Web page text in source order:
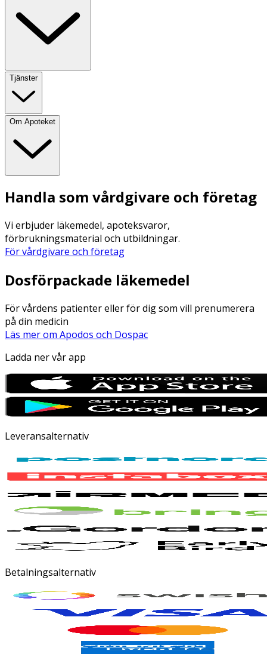
Tjänster
Om Apoteket
Handla som vårdgivare och företag
Vi erbjuder läkemedel, apoteksvaror,
förbrukningsmaterial och utbildningar.
För vårdgivare och företag
Dosförpackade läkemedel
För vårdens patienter eller för dig som vill prenumerera
på din medicin
Läs mer om Apodos och Dospac
Ladda ner vår app
Leveransalternativ
Betalningsalternativ